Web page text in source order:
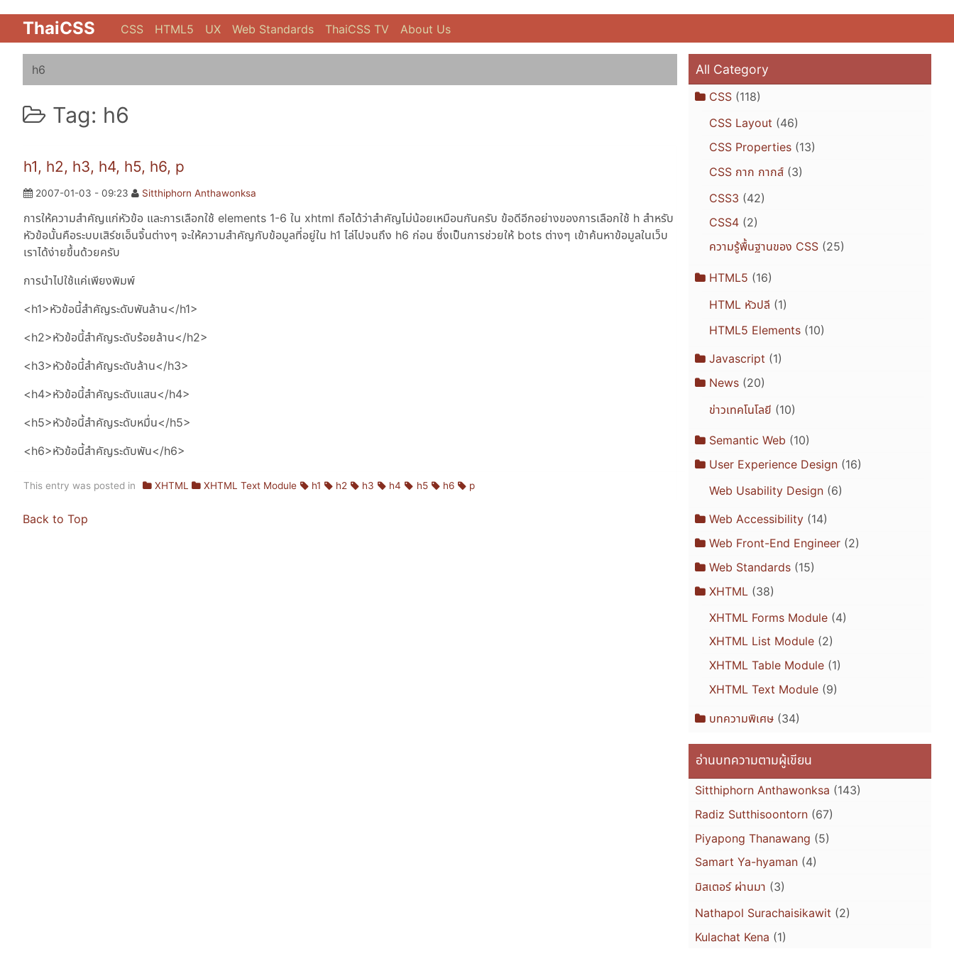
ThaiCSS CSS HTML5 UX Web Standards ThaiCSS TV About Us
h6
Tag: h6
h1, h2, h3, h4, h5, h6, p
2007-01-03 - 09:23 Sitthiphorn Anthawonksa
การให้ความสำคัญแก่หัวข้อ และการเลือกใช้ elements 1-6 ใน xhtml ถือได้ว่าสำคัญไม่น้อยเหมือนกันครับ ข้อดีอีกอย่างของการเลือกใช้ h สำหรับ
หัวข้อนั้นคือระบบเสิร์ชเอ็นจิ้นต่างๆ จะให้ความสำคัญกับข้อมูลที่อยู่ใน h1 ไล่ไปจนถึง h6 ก่อน ซึ่งเป็นการช่วยให้ bots ต่างๆ เข้าค้นหาข้อมูลในเว็บ
เราได้ง่ายขึ้นด้วยครับ
การนำไปใช้แค่เพียงพิมพ์
<h1>หัวข้อนี้สำคัญระดับพันล้าน</h1>
<h2>หัวข้อนี้สำคัญระดับร้อยล้าน</h2>
<h3>หัวข้อนี้สำคัญระดับล้าน</h3>
<h4>หัวข้อนี้สำคัญระดับแสน</h4>
<h5>หัวข้อนี้สำคัญระดับหมื่น</h5>
<h6>หัวข้อนี้สำคัญระดับพัน</h6>
This entry was posted in XHTML XHTML Text Module h1 h2 h3 h4 h5 h6 p
Back to Top
All Category
CSS (118)
CSS Layout (46)
CSS Properties(13)
CSS กาก กากส์(3)
CSS3 (42)
CSS4(2)
ความรู้พื้นฐานของ CSS(25)
HTML5 (16)
HTML หัวปลี (1)
HTML5 Elements(10)
Javascript (1)
News (20)
ข่าวเทคโนโลยี (10)
Semantic Web (10)
User Experience Design (16)
Web Usability Design(6)
Web Accessibility (14)
Web Front-End Engineer (2)
Web Standards (15)
XHTML (38)
XHTML Forms Module(4)
XHTML List Module(2)
XHTML Table Module(1)
XHTML Text Module(9)
บทความพิเศษ (34)
อ่านบทความตามผู้เขียน
Sitthiphorn Anthawonksa (143)
Radiz Sutthisoontorn (67)
Piyapong Thanawang (5)
Samart Ya-hyaman (4)
มิสเตอร์ ผ่านมา (3)
Nathapol Surachaisikawit (2)
Kulachat Kena (1)